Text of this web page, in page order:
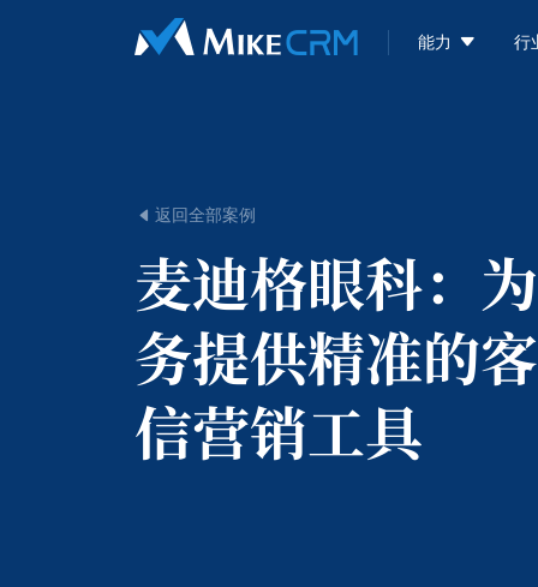
能力  行
 返回全部案例
麦迪格眼科：
务提供精准的
信营销工具